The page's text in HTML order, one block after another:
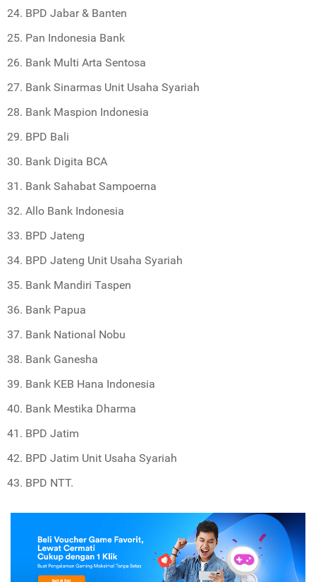
BPD Jabar & Banten
Pan Indonesia Bank
Bank Multi Arta Sentosa
Bank Sinarmas Unit Usaha Syariah
Bank Maspion Indonesia
BPD Bali
Bank Digita BCA
Bank Sahabat Sampoerna
Allo Bank Indonesia
BPD Jateng
BPD Jateng Unit Usaha Syariah
Bank Mandiri Taspen
Bank Papua
Bank National Nobu
Bank Ganesha
Bank KEB Hana Indonesia
Bank Mestika Dharma
BPD Jatim
BPD Jatim Unit Usaha Syariah
BPD NTT.